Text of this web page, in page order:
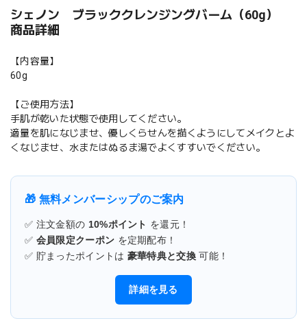
シェノン ブラッククレンジングバーム（60g）
商品詳細
【内容量】
60g
【ご使用方法】
手肌が乾いた状態で使用してください。
適量を肌になじませ、優しくらせんを描くようにしてメイクとよ
くなじませ、水またはぬるま湯でよくすすいでください。
🎁 無料メンバーシップのご案内
✅ 注文金額の 10%ポイント を還元！
✅ 会員限定クーポン を定期配布！
✅ 貯まったポイントは 豪華特典と交換 可能！
詳細を見る